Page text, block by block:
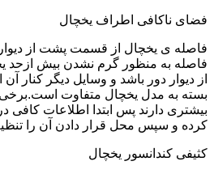
فضای ناکافی اطراف یخچال
فاصله ی یخچال از قسمت پشت از دیوار
فاصله به منظور گرم نشدن بیش ازحد
از دیوار دور باشد و وسایل دیگر کنار
بسته به مدل یخچال متفاوت است.برخی
بیشتری دارند پس ابتدا اطلاعات
کرده و سپس محل قرار دادن آن را
کثیفی کندانسور یخچال